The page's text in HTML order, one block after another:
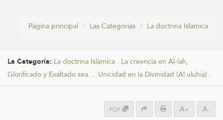
Página principal Las Categorías La doctrina Islámica
La Categoría: La doctrina Islámica . La creencia en Al-lah,
Glorificado y Exaltado sea. . .Unicidad en la Divinidad (Al uluhía) .
PDF + -